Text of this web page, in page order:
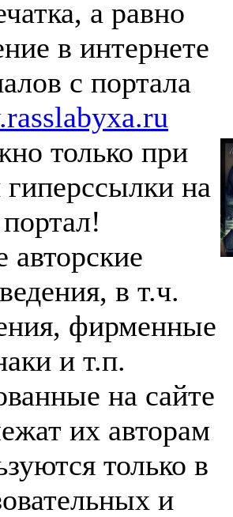
а равно
в интернете
с портала
только при
на
портал!
авторские
в т.ч.
фирменные
и т.п.
на сайте
их авторам
только в
и